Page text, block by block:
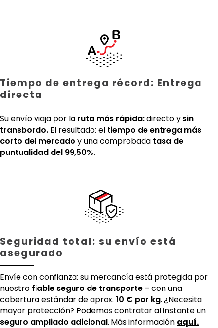
Tiempo de entrega récord: Entrega
directa
Su envío viaja por la ruta más rápida:directo y sin
transbordo. El resultado: el tiempo de entrega más
corto del mercado y una comprobada tasa de
puntualidad del 99,50%.
Seguridad total: su envío está
asegurado
Envíe con confianza: su mercancía está protegida por
nuestro fiable seguro de transporte – con una
cobertura estándar de aprox. 10 € por kg. ¿Necesita
mayor protección? Podemos contratar al instante un
seguro ampliado adicional. Más información aquí.